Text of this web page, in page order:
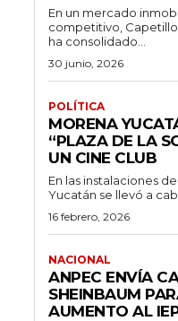
En un mercado
competitivo, Capetillo
ha consolidado...
30 junio, 2026
POLÍTICA
MORENA
“PLAZA DE LA
UN CINE CLUB
En las instalaciones
Yucatán se llevó a
16 febrero, 2026
NACIONAL
ANPEC ENVÍA
SHEINBAUM
AUMENTO AL